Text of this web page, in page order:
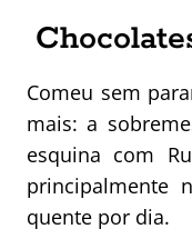
Comeu sem
mais: a
esquina com
principalmente
quente por dia.